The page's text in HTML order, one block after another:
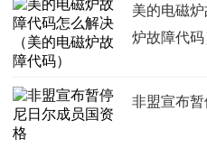
美的电磁
炉故障代码
非盟宣布